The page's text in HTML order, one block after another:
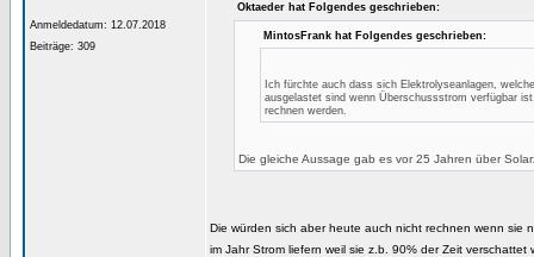
Anmeldedatum: 12.07.2018
Beiträge: 309
Oktaeder hat Folgendes geschrieben:
MintosFrank hat Folgendes geschrieben:
Ich fürchte auch dass sich Elektrolyseanlagen,
ausgelastet sind wenn Überschussstrom verfügbar
rechnen werden.
Die gleiche Aussage gab es vor 25 Jahren über
Die würden sich aber heute auch nicht rechnen wenn sie
im Jahr Strom liefern weil sie z.b. 90% der Zeit verschattet